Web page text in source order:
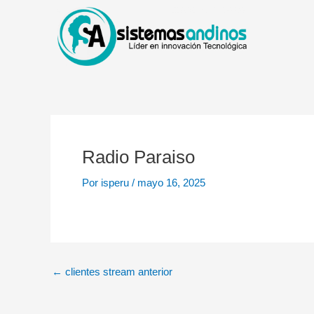
Radio Paraiso
Por isperu / mayo 16, 2025
Navegación
de
entradas
← clientes stream anterior